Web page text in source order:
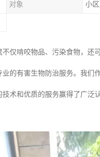
对象 小
仅啃咬物品、污染食物，还
的有害生物防治服务。我们
术和优质的服务赢得了广泛认